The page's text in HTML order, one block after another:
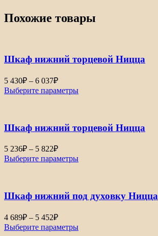
Похожие товары
Шкаф нижний торцевой Ницца
5 430₽ – 6 037₽Диапазон
цен:
5
6
Выберите параметры
Шкаф нижний торцевой Ницца
5 236₽ – 5 822₽Диапазон
цен:
5
5
Выберите параметры
Шкаф нижний под духовку Ницца
4 689₽ – 5 452₽Диапазон
цен:
4
Выберите параметры